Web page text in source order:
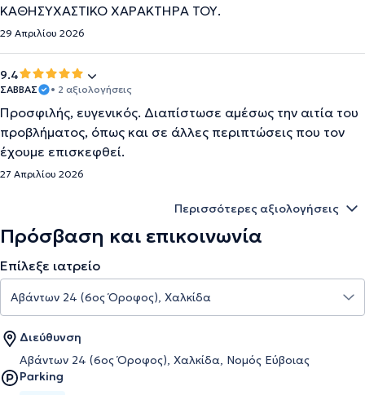
ΚΑΘΗΣΥΧΑΣΤΙΚΟ ΧΑΡΑΚΤΗΡΑ ΤΟΥ.
29 Απριλίου 2026
9.4
ΣΑΒΒΑΣ • 2 αξιολογήσεις
Προσφιλής, ευγενικός. Διαπίστωσε αμέσως την αιτία του
προβλήματος, όπως και σε άλλες περιπτώσεις που τον
έχουμε επισκεφθεί.
27 Απριλίου 2026
Περισσότερες αξιολογήσεις
Πρόσβαση και επικοινωνία
Επίλεξε ιατρείο
Διεύθυνση
Αβάντων 24 (6ος Όροφος), Χαλκίδα, Νομός Εύβοιας
Parking